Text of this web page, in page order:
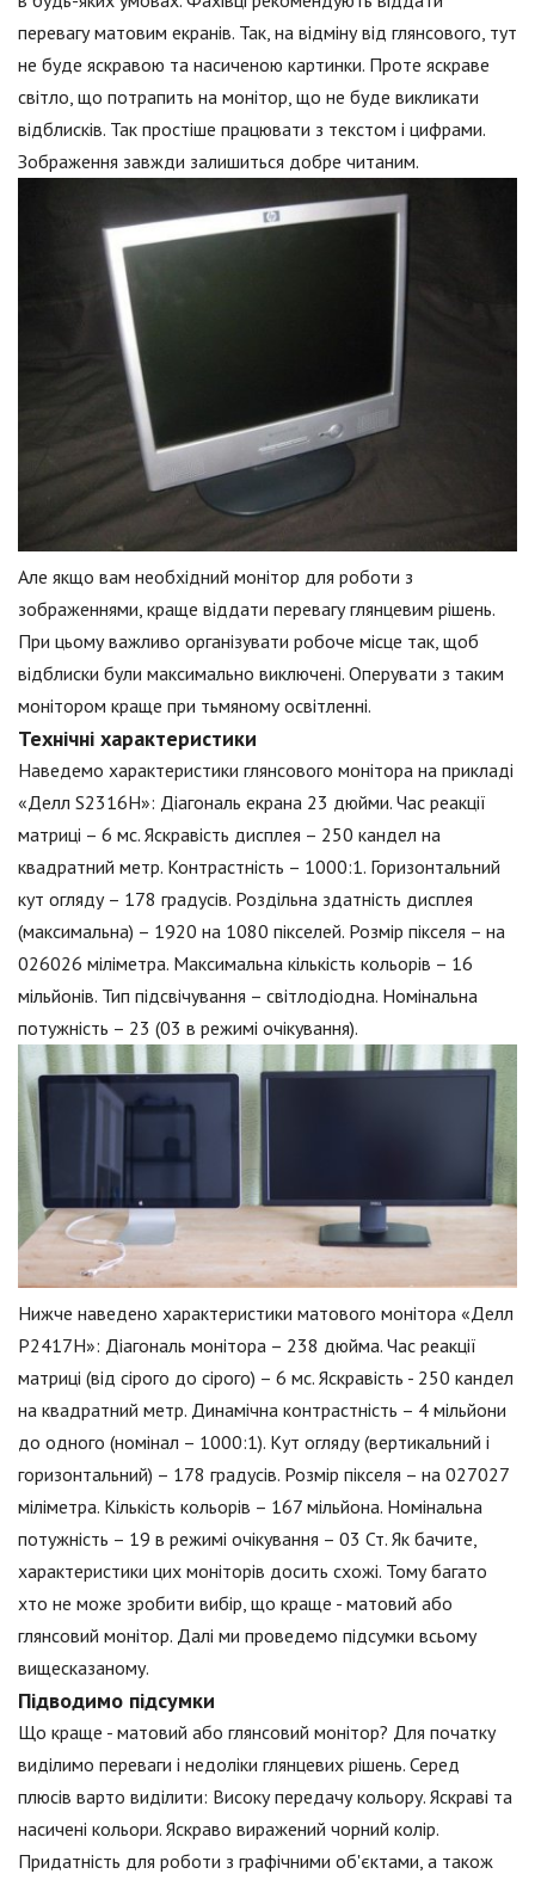
перевагу матовим екранів. Так, на відміну від глянсового, тут
не буде яскравою та насиченою картинки. Проте яскраве
світло, що потрапить на монітор, що не буде викликати
відблисків. Так простіше працювати з текстом і цифрами.
Зображення завжди залишиться добре читаним.
Але якщо вам необхідний монітор для роботи з
зображеннями, краще віддати перевагу глянцевим рішень.
При цьому важливо організувати робоче місце так, щоб
відблиски були максимально виключені. Оперувати з таким
монітором краще при тьмяному освітленні.
Технічні характеристики
Наведемо характеристики глянсового монітора на прикладі
«Делл S2316H»: Діагональ екрана 23 дюйми. Час реакції
матриці – 6 мс. Яскравість дисплея – 250 кандел на
квадратний метр. Контрастність – 1000:1. Горизонтальний
кут огляду – 178 градусів. Роздільна здатність дисплея
(максимальна) – 1920 на 1080 пікселей. Розмір пікселя – на
026026 міліметра. Максимальна кількість кольорів – 16
мільйонів. Тип підсвічування – світлодіодна. Номінальна
потужність – 23 (03 в режимі очікування).
Нижче наведено характеристики матового монітора «Делл
Р2417Н»: Діагональ монітора – 238 дюйма. Час реакції
матриці (від сірого до сірого) – 6 мс. Яскравість - 250 кандел
на квадратний метр. Динамічна контрастність – 4 мільйони
до одного (номінал – 1000:1). Кут огляду (вертикальний і
горизонтальний) – 178 градусів. Розмір пікселя – на 027027
міліметра. Кількість кольорів – 167 мільйона. Номінальна
потужність – 19 в режимі очікування – 03 Ст. Як бачите,
характеристики цих моніторів досить схожі. Тому багато
хто не може зробити вибір, що краще - матовий або
глянсовий монітор. Далі ми проведемо підсумки всьому
вищесказаному.
Підводимо підсумки
Що краще - матовий або глянсовий монітор? Для початку
виділимо переваги і недоліки глянцевих рішень. Серед
плюсів варто виділити: Високу передачу кольору. Яскраві та
насичені кольори. Яскраво виражений чорний колір.
Придатність для роботи з графічними об'єктами, а також